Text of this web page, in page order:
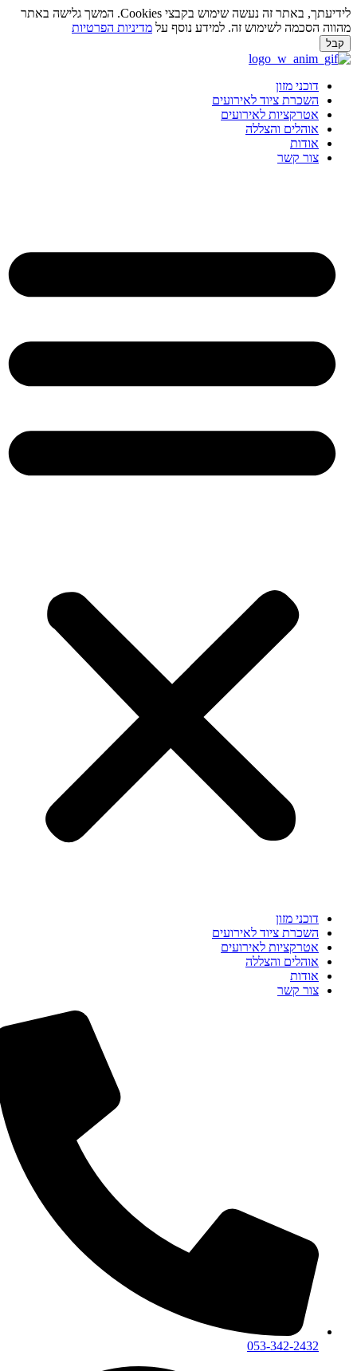
לידיעתך, באתר זה נעשה שימוש בקבצי Cookies. המשך גלישה באתר
הסכמה לשימוש זה. למידע נוסף עלמדיניות הפרטיות
קבל
דוכני מזון
השכרת ציוד לאירועים
אטרקציות לאירועים
אוהלים והצללה
אודות
צור קשר
דוכני מזון
השכרת ציוד לאירועים
אטרקציות לאירועים
אוהלים והצללה
אודות
צור קשר
053-342-2432